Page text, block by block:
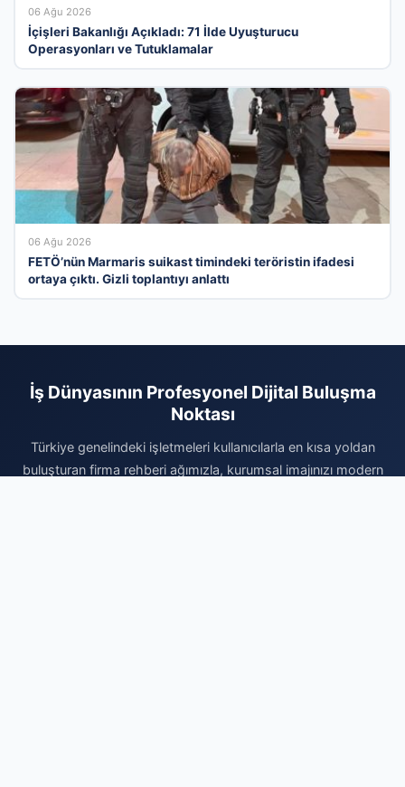
06 Ağu 2026
İçişleri Bakanlığı Açıkladı: 71 İlde Uyuşturucu
Operasyonları ve Tutuklamalar
06 Ağu 2026
FETÖ’nün Marmaris suikast timindeki teröristin ifadesi
ortaya çıktı. Gizli toplantıyı anlattı
İş Dünyasının Profesyonel Dijital Buluşma
Noktası
Türkiye genelindeki işletmeleri kullanıcılarla en kısa yoldan
buluşturan firma rehberi ağımızla, kurumsal imajınızı modern